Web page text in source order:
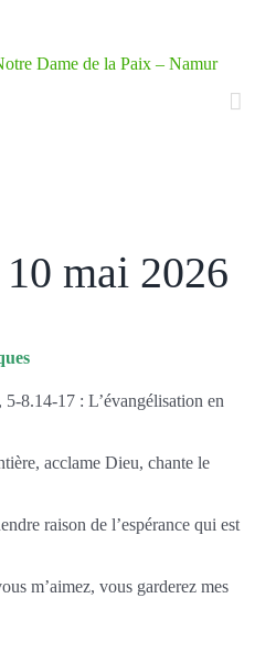
mai 2026
5-8.14-17 : L’évangélisation en
acclame Dieu, chante le
raison de l’espérance qui est
m’aimez, vous garderez mes